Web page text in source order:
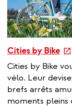
Cities by Bike
e
x
e
Cities by Bike
vélo. Leur
brefs arrêts
moments pleins